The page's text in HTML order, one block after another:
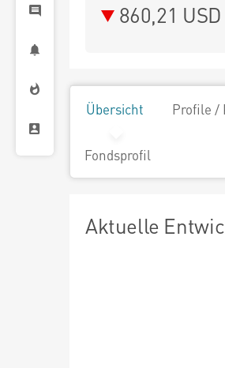
860,21 USD
Übersicht Profile /
Fondsprofil
Aktuelle